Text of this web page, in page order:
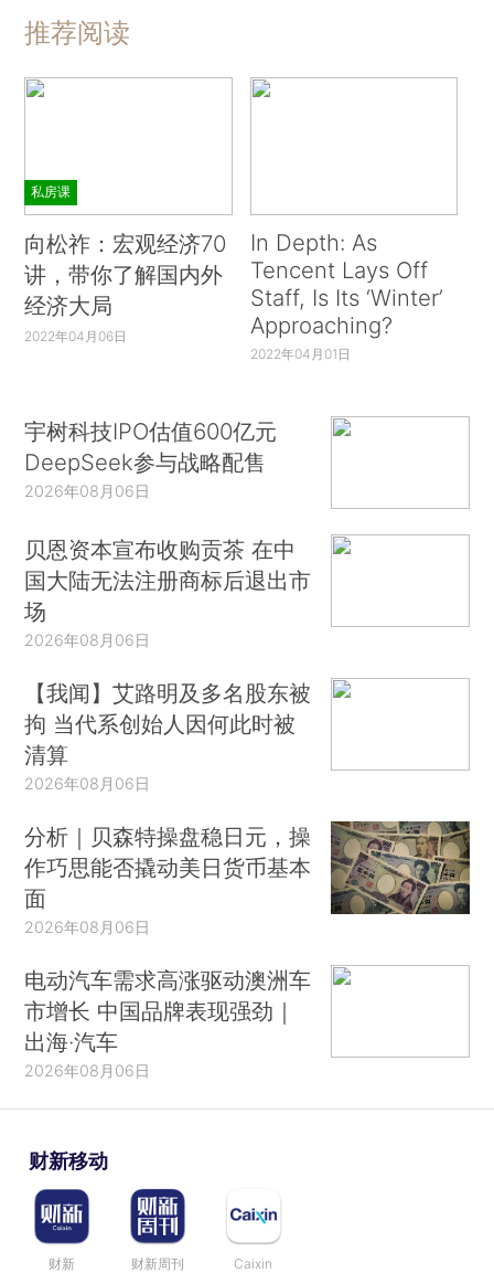
推荐阅读
私房课
向松祚：宏观经济70
讲，带你了解国内外
经济大局
2022年04月06日
In Depth: As
Tencent Lays Off
Staff, Is Its ‘Winter’
Approaching?
2022年04月01日
宇树科技IPO估值600亿元
DeepSeek参与战略配售
2026年08月06日
贝恩资本宣布收购贡茶 在中
国大陆无法注册商标后退出市
场
2026年08月06日
【我闻】艾路明及多名股东被
拘 当代系创始人因何此时被
清算
2026年08月06日
分析｜贝森特操盘稳日元，操
作巧思能否撬动美日货币基本
面
2026年08月06日
电动汽车需求高涨驱动澳洲车
市增长 中国品牌表现强劲｜
出海·汽车
2026年08月06日
财新移动
财新 财新周刊 Caixin